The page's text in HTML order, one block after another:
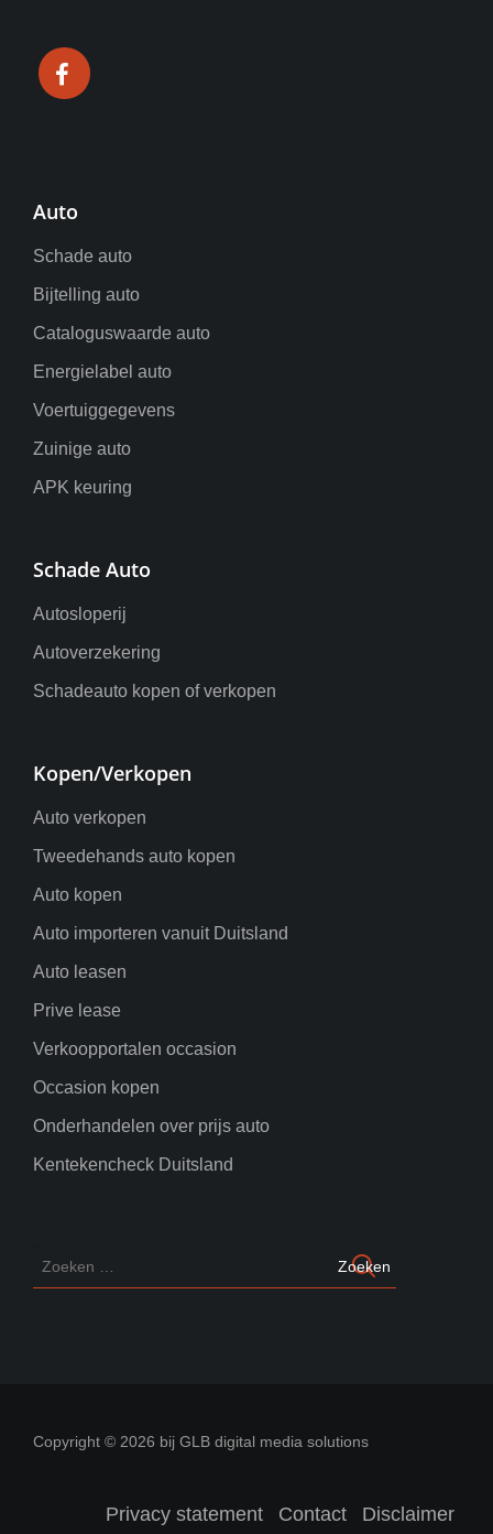
Auto
Schade auto
Bijtelling auto
Cataloguswaarde auto
Energielabel auto
Voertuiggegevens
Zuinige auto
APK keuring
Schade Auto
Autosloperij
Autoverzekering
Schadeauto kopen of verkopen
Kopen/Verkopen
Auto verkopen
Tweedehands auto kopen
Auto kopen
Auto importeren vanuit Duitsland
Auto leasen
Prive lease
Verkoopportalen occasion
Occasion kopen
Onderhandelen over prijs auto
Kentekencheck Duitsland
Copyright © 2026 bij GLB digital media solutions
Privacy statement Contact Disclaimer